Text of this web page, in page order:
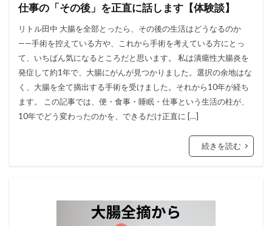
仕事の「その後」を正直に話します【体験談】
リトル田中 大腸を全部とったら、その後の生活はどうなるのか
——手術を控えている方や、これから手術を考えている方にとっ
て、いちばん気になるところだと思います。 私は潰瘍性大腸炎を
発症して約1年で、大腸にがんが見つかりました。選択の余地はな
く、大腸を全て摘出する手術を受けました。それから10年が経ち
ます。 この記事では、便・食事・睡眠・仕事という生活の柱が、
10年でどう変わったのかを、できるだけ正直に […]
続きを読む